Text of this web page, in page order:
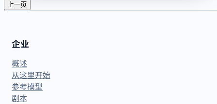
上一页
企业
概述
从这里开始
参考模型
剧本